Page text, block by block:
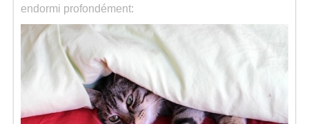
endormi profondément: